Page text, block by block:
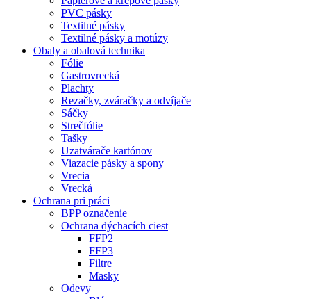
PVC pásky
Textilné pásky
Textilné pásky a motúzy
Obaly a obalová technika
Fólie
Gastrovrecká
Plachty
Rezačky, zváračky a odvíjače
Sáčky
Strečfólie
Tašky
Uzatvárače kartónov
Viazacie pásky a spony
Vrecia
Vrecká
Ochrana pri práci
BPP označenie
Ochrana dýchacích ciest
FFP2
FFP3
Filtre
Masky
Odevy